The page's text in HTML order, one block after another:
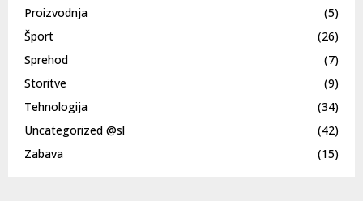
Proizvodnja
(5)
Šport
(26)
Sprehod
(7)
Storitve
(9)
Tehnologija
(34)
Uncategorized @sl
(42)
Zabava
(15)